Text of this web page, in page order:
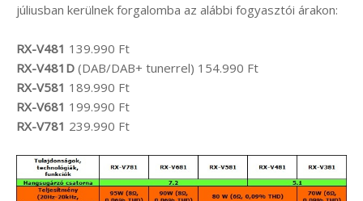
júliusban kerülnek forgalomba az alábbi fogyasztói árakon:
RX-V481 139.990 Ft
RX-V481D (DAB/DAB+ tunerrel) 154.990 Ft
RX-V581 189.990 Ft
RX-V681 199.990 Ft
RX-V781 239.990 Ft